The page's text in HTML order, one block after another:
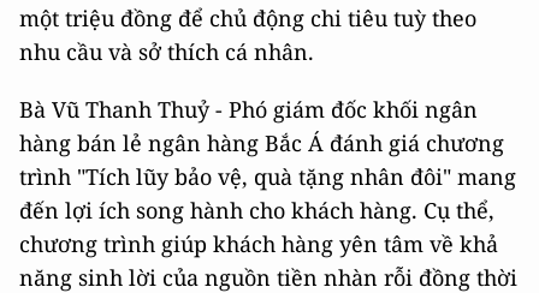
một triệu đồng để chủ động chi tiêu tuỳ theo
nhu cầu và sở thích cá nhân.
Bà Vũ Thanh Thuỷ - Phó giám đốc khối ngân
hàng bán lẻ ngân hàng Bắc Á đánh giá chương
trình "Tích lũy bảo vệ, quà tặng nhân đôi" mang
đến lợi ích song hành cho khách hàng. Cụ thể,
chương trình giúp khách hàng yên tâm về khả
năng sinh lời của nguồn tiền nhàn rỗi đồng thời